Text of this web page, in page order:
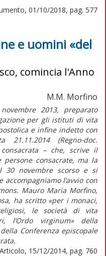
01/10/2018, pag. 577
e uomini «del
comincia l'Anno
M.M. Morfino
2013, preparato
per gli istituti di vita
e infine indetto con
(Regno-doc.
consacrata – che, scrive il
consacrate, ma la
30 novembre scorso e si
l’avvio con
Mauro Maria Morfino,
ha scritto «per i monaci,
le società di vita
l’Ordo virginum» della
Conferenza episcopale
Articolo, 15/12/2014, pag. 760